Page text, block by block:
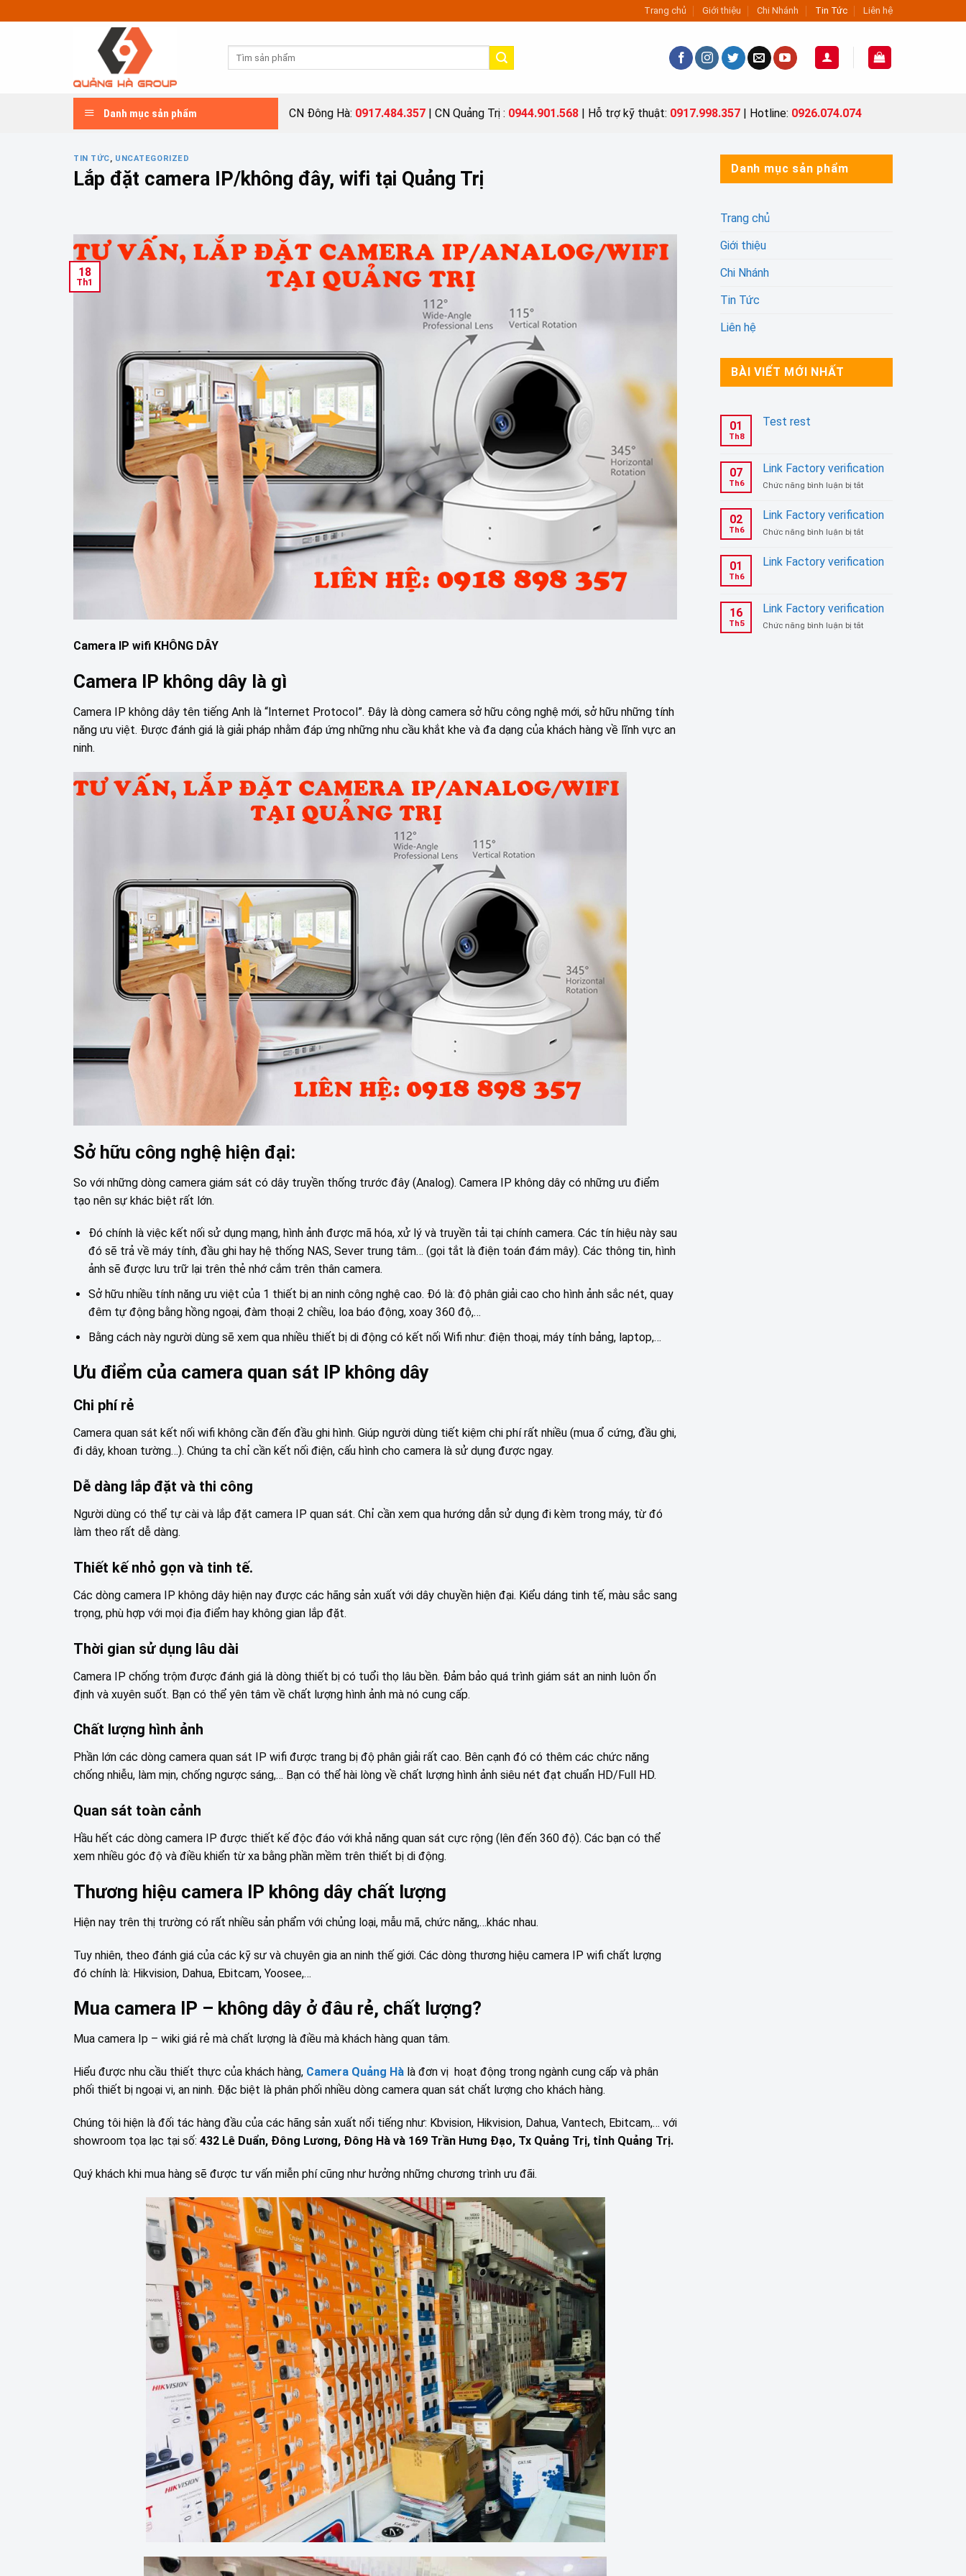
to
Trang chủ Giới thiệu Chi Nhánh Tin Tức Liên hệ
Danh mục sản phẩm CN Đông Hà: 0917.484.357 | CN Quảng Trị : 0944.901.568 | Hỗ trợ kỹ thuật: 0917.998.357 | Hotline: 0926.074.074
TIN TỨC, UNCATEGORIZED
Lắp đặt camera IP/không đây, wifi tại Quảng Trị
18
Th1
Camera IP wifi KHÔNG DÂY
Camera IP không dây là gì
Camera IP không dây tên tiếng Anh là “Internet Protocol”. Đây là dòng camera sở hữu công nghệ mới, sở hữu những tính
năng ưu việt. Được đánh giá là giải pháp nhằm đáp ứng những nhu cầu khắt khe và đa dạng của khách hàng về lĩnh vực an
ninh.
Sở hữu công nghệ hiện đại:
So với những dòng camera giám sát có dây truyền thống trước đây (Analog). Camera IP không dây có những ưu điểm
tạo nên sự khác biệt rất lớn.
Đó chính là việc kết nối sử dụng mạng, hình ảnh được mã hóa, xử lý và truyền tải tại chính camera. Các tín hiệu này sau
đó sẽ trả về máy tính, đầu ghi hay hệ thống NAS, Sever trung tâm… (gọi tắt là điện toán đám mây). Các thông tin, hình
ảnh sẽ được lưu trữ lại trên thẻ nhớ cắm trên thân camera.
Sở hữu nhiều tính năng ưu việt của 1 thiết bị an ninh công nghệ cao. Đó là: độ phân giải cao cho hình ảnh sắc nét, quay
đêm tự động bằng hồng ngoại, đàm thoại 2 chiều, loa báo động, xoay 360 độ,…
Bằng cách này người dùng sẽ xem qua nhiều thiết bị di động có kết nối Wifi như: điện thoại, máy tính bảng, laptop,…
Ưu điểm của camera quan sát IP không dây
Chi phí rẻ
Camera quan sát kết nối wifi không cần đến đầu ghi hình. Giúp người dùng tiết kiệm chi phí rất nhiều (mua ổ cứng, đầu ghi,
đi dây, khoan tường…). Chúng ta chỉ cần kết nối điện, cấu hình cho camera là sử dụng được ngay.
Dễ dàng lắp đặt và thi công
Người dùng có thể tự cài và lắp đặt camera IP quan sát. Chỉ cần xem qua hướng dẫn sử dụng đi kèm trong máy, từ đó
làm theo rất dễ dàng.
Thiết kế nhỏ gọn và tinh tế.
Các dòng camera IP không dây hiện nay được các hãng sản xuất với dây chuyền hiện đại. Kiểu dáng tinh tế, màu sắc sang
trọng, phù hợp với mọi địa điểm hay không gian lắp đặt.
Thời gian sử dụng lâu dài
Camera IP chống trộm được đánh giá là dòng thiết bị có tuổi thọ lâu bền. Đảm bảo quá trình giám sát an ninh luôn ổn
định và xuyên suốt. Bạn có thể yên tâm về chất lượng hình ảnh mà nó cung cấp.
Chất lượng hình ảnh
Phần lớn các dòng camera quan sát IP wifi được trang bị độ phân giải rất cao. Bên cạnh đó có thêm các chức năng
chống nhiễu, làm mịn, chống ngược sáng,… Bạn có thể hài lòng về chất lượng hình ảnh siêu nét đạt chuẩn HD/Full HD.
Quan sát toàn cảnh
Hầu hết các dòng camera IP được thiết kế độc đáo với khả năng quan sát cực rộng (lên đến 360 độ). Các bạn có thể
xem nhiều góc độ và điều khiển từ xa bằng phần mềm trên thiết bị di động.
Thương hiệu camera IP không dây chất lượng
Hiện nay trên thị trường có rất nhiều sản phẩm với chủng loại, mẫu mã, chức năng,…khác nhau.
Tuy nhiên, theo đánh giá của các kỹ sư và chuyên gia an ninh thế giới. Các dòng thương hiệu camera IP wifi chất lượng
đó chính là: Hikvision, Dahua, Ebitcam, Yoosee,…
Mua camera IP – không dây ở đâu rẻ, chất lượng?
Mua camera Ip – wiki giá rẻ mà chất lượng là điều mà khách hàng quan tâm.
Hiểu được nhu cầu thiết thực của khách hàng, Camera Quảng Hà là đơn vị hoạt động trong ngành cung cấp và phân
phối thiết bị ngoại vi, an ninh. Đặc biệt là phân phối nhiều dòng camera quan sát chất lượng cho khách hàng.
Chúng tôi hiện là đối tác hàng đầu của các hãng sản xuất nổi tiếng như: Kbvision, Hikvision, Dahua, Vantech, Ebitcam,… với
showroom tọa lạc tại số: 432 Lê Duẩn, Đông Lương, Đông Hà và 169 Trần Hưng Đạo, Tx Quảng Trị, tỉnh Quảng Trị.
Quý khách khi mua hàng sẽ được tư vấn miễn phí cũng như hưởng những chương trình ưu đãi.
Danh mục sản phẩm
Trang chủ
Giới thiệu
Chi Nhánh
Tin Tức
Liên hệ
BÀI VIẾT MỚI NHẤT
01
Th8
Test rest
07
Th6
Link Factory verification
Chức năng bình luận bị tắtở
Factory
verification
02
Th6
Link Factory verification
Chức năng bình luận bị tắtở
Factory
verification
01
Th6
Link Factory verification
16
Th5
Link Factory verification
Chức năng bình luận bị tắtở